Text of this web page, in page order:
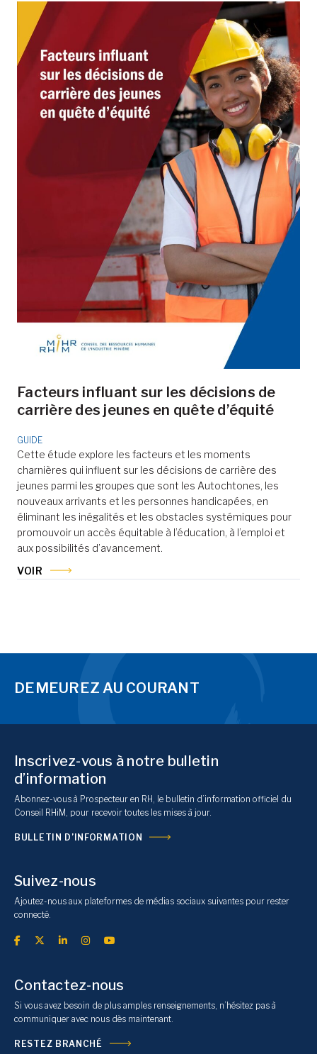
Facteurs influant sur les décisions de
carrière des jeunes en quête d’équité
GUIDE
Cette étude explore les facteurs et les moments
charnières qui influent sur les décisions de carrière des
jeunes parmi les groupes que sont les Autochtones, les
nouveaux arrivants et les personnes handicapées, en
éliminant les inégalités et les obstacles systémiques pour
promouvoir un accès équitable à l’éducation, à l’emploi et
aux possibilités d’avancement.
VOIR
DEMEUREZ AU COURANT
Inscrivez-vous à notre bulletin
d’information
Abonnez-vous à Prospecteur en RH, le bulletin d’information officiel du
Conseil RHiM, pour recevoir toutes les mises à jour.
BULLETIN D’INFORMATION
Suivez-nous
Ajoutez-nous aux plateformes de médias sociaux suivantes pour rester
connecté.
Contactez-nous
Si vous avez besoin de plus amples renseignements, n’hésitez pas à
communiquer avec nous dès maintenant.
RESTEZ BRANCHÉ